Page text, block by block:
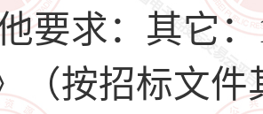
要求：其它
（按招标文